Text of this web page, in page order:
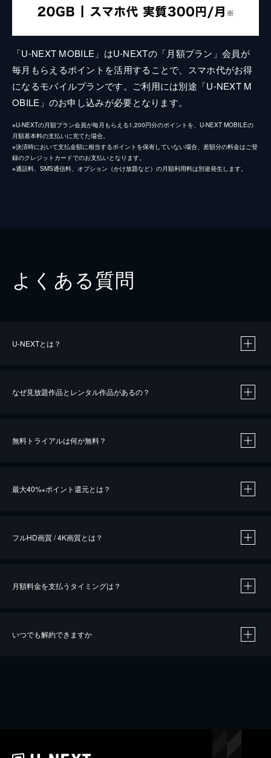
「U-NEXT MOBILE」はU-NEXTの「月額プラン」会員が
毎月もらえるポイントを活用することで、スマホ代がお得
になるモバイルプランです。ご利用には別途「U-NEXT M
OBILE」のお申し込みが必要となります。
※U-NEXTの月額プラン会員が毎月もらえる1,200円分のポイントを、U-NEXT MOBILEの
月額基本料の支払いに充てた場合。
※決済時において支払金額に相当するポイントを保有していない場合、差額分の料金はご登
録のクレジットカードでのお支払いとなります。
※通話料、SMS通信料、オプション（かけ放題など）の月額利用料は別途発生します。
よくある質問
U-NEXTとは？
なぜ見放題作品とレンタル作品があるの？
無料トライアルは何が無料？
最大40%※ポイント還元とは？
※40％ポイント還元の対象は、クレジットカード決済による作品の購入 / レンタルです。
iOSアプリのUコイン決済による作品の購入 / レンタルは、20％のポイント還元です。
フルHD画質 / 4K画質とは？
月額料金を支払うタイミングは？
いつでも解約できますか